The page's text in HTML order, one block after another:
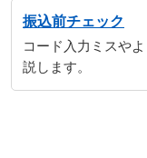
振込前チェック
コード入力ミスや
説します。